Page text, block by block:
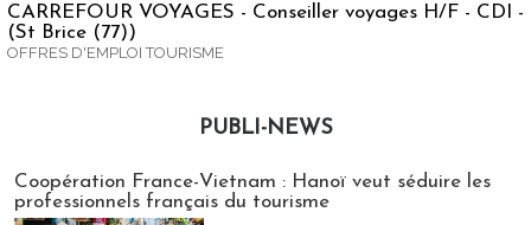
CARREFOUR VOYAGES - Conseiller voyages H/F - CDI -
(St Brice (77))
OFFRES D'EMPLOI TOURISME
PUBLI-NEWS
Coopération France-Vietnam : Hanoï veut séduire les
professionnels français du tourisme